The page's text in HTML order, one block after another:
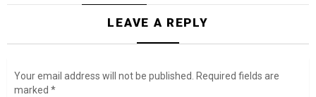
LEAVE A REPLY
Your email address will not be published.
Required fields are
marked *